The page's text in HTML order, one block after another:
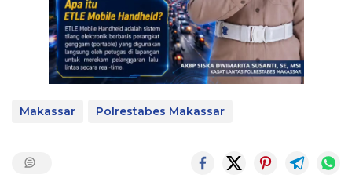
Makassar Polrestabes Makassar